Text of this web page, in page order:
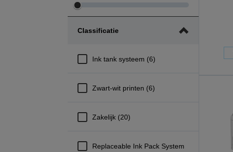
Minimumbereik
aanpassen
Maximumbereik
aanpassen
Classificatie
Ink tank systeem (6)
Zwart-wit printen (6)
Zakelijk (20)
Replaceable Ink Pack System